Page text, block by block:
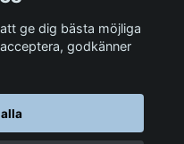
ge dig bästa möjliga
godkänner